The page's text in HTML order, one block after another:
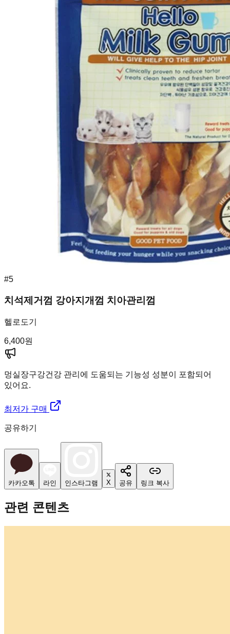
#5
치석제거껌 강아지개껌 치아관리껌
헬로도기
6,400원
멍실장구강건강 관리에 도움되는 기능성 성분이 포함되어
있어요.
최저가 구매
공유하기
카카오톡 라인 인스타그램 X 공유 링크 복사
관련 콘텐츠